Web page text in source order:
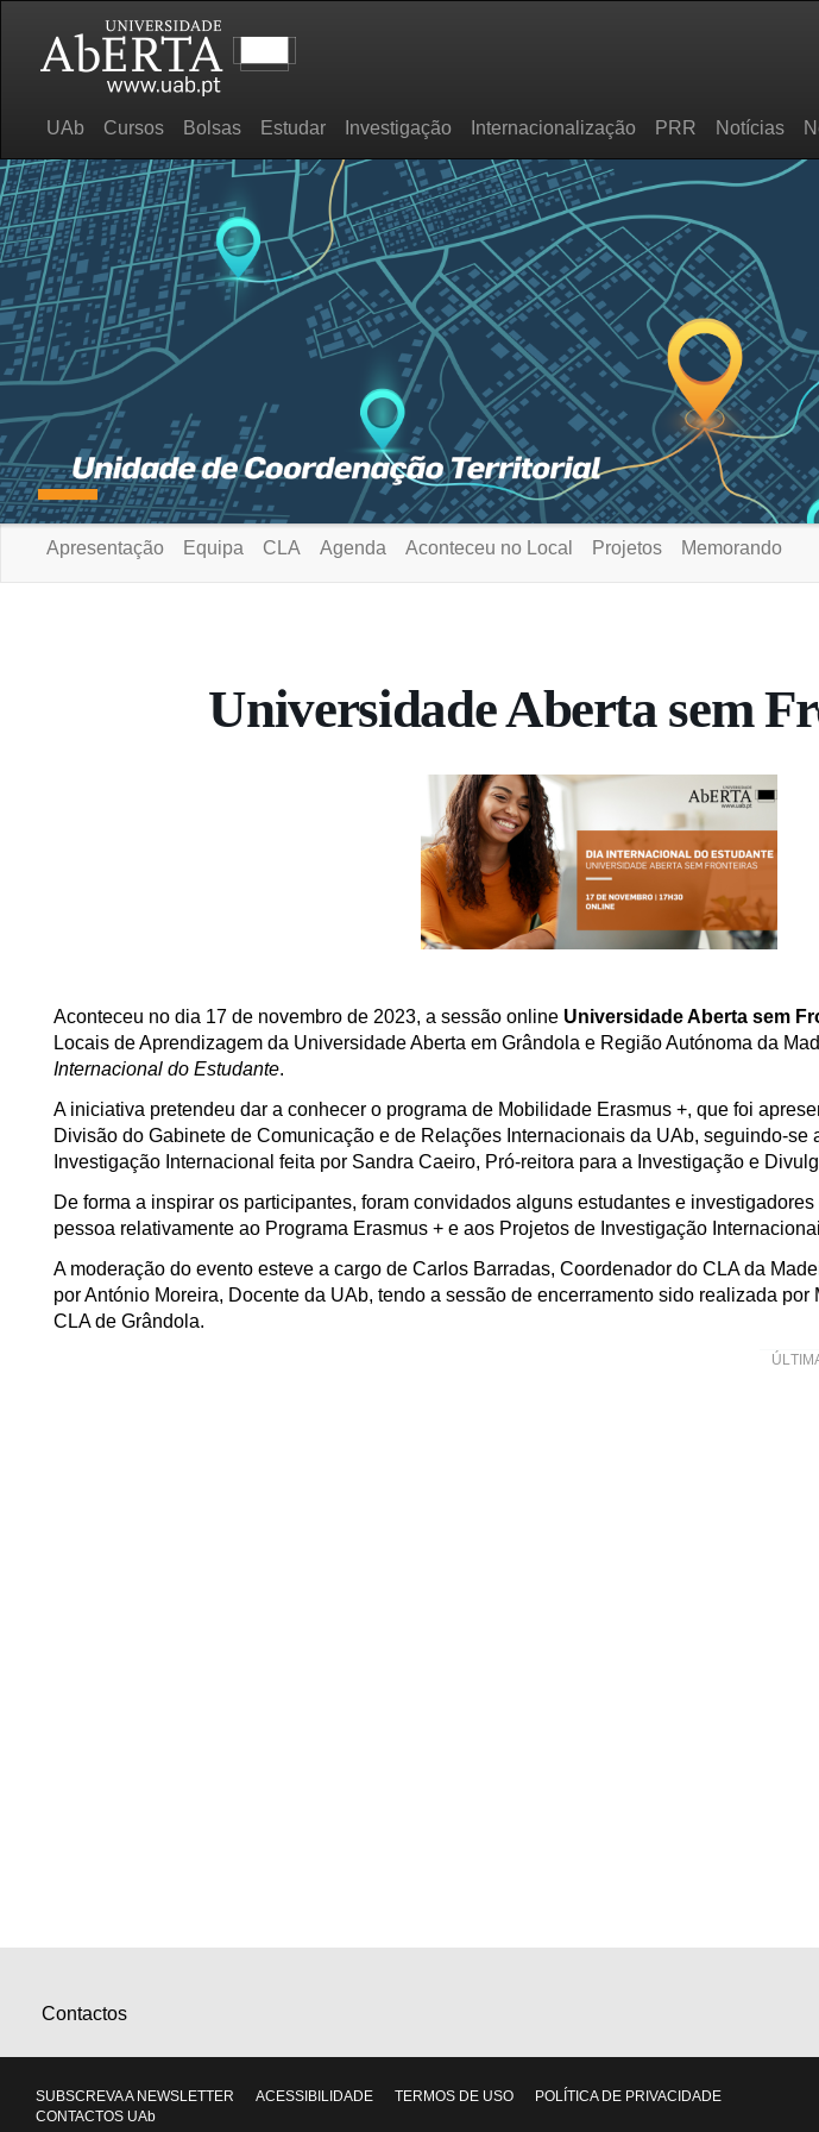
UAb Cursos Bolsas Estudar Investigação Internacionalização PRR Notícias
Apresentação Equipa CLA Agenda Aconteceu no Local Projetos Memorando
Universidade Aberta sem
Aconteceu no dia 17 de novembro de 2023, a sessão online Universidade Aberta sem
Locais de Aprendizagem da Universidade Aberta em Grândola e Região Autónoma da
Internacional do Estudante.
A iniciativa pretendeu dar a conhecer o programa de Mobilidade Erasmus +, que foi
Divisão do Gabinete de Comunicação e de Relações Internacionais da UAb, seguindo-se
Investigação Internacional feita por Sandra Caeiro, Pró-reitora para a Investigação e
De forma a inspirar os participantes, foram convidados alguns estudantes e
pessoa relativamente ao Programa Erasmus + e aos Projetos de Investigação
A moderação do evento esteve a cargo de Carlos Barradas, Coordenador do CLA da
por António Moreira, Docente da UAb, tendo a sessão de encerramento sido realizada
CLA de Grândola.
Contactos
SUBSCREVA A NEWSLETTER ACESSIBILIDADE TERMOS DE USO
POLÍTICA DE PRIVACIDADE
CONTACTOS UAb